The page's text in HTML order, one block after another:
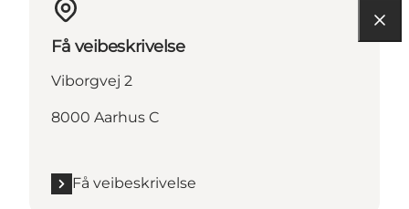
Få veibeskrivelse
Viborgvej 2
8000 Aarhus C
Få veibeskrivelse